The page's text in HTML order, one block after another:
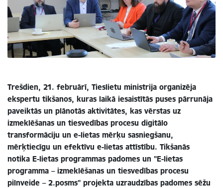
Trešdien, 21. februārī, Tieslietu ministrija organizēja
ekspertu tikšanos, kuras laikā iesaistītās puses pārrunāja
paveiktās un plānotās aktivitātes, kas vērstas uz
izmeklēšanas un tiesvedības procesu digitālo
transformāciju un e-lietas mērķu sasniegšanu,
mērķtiecīgu un efektīvu e-lietas attīstību. Tikšanās
notika E-lietas programmas padomes un "E-lietas
programma – izmeklēšanas un tiesvedības procesu
pilnveide – 2.posms" projekta uzraudzības padomes sēžu